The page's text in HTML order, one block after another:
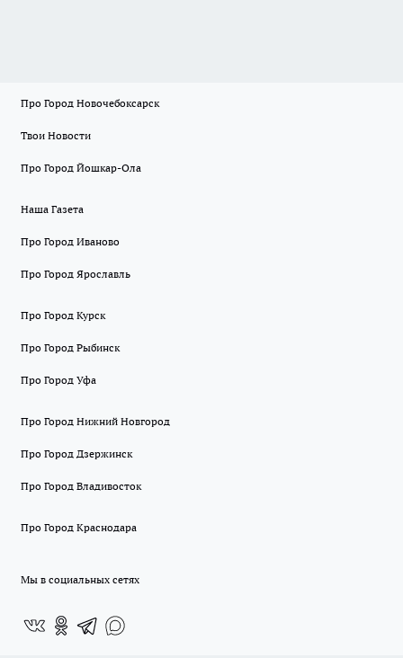
Про Город Новочебоксарск
Твои Новости
Про Город Йошкар-Ола
Наша Газета
Про Город Иваново
Про Город Ярославль
Про Город Курск
Про Город Рыбинск
Про Город Уфа
Про Город Нижний Новгород
Про Город Дзержинск
Про Город Владивосток
Про Город Краснодара
Мы в социальных сетях